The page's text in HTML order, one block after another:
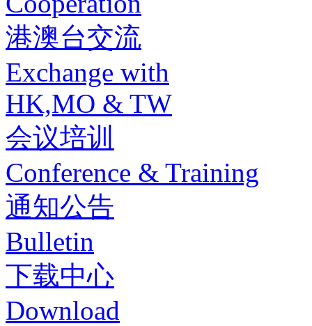
港澳台交流
Exchange with
HK,MO & TW
会议培训
Conference & Training
通知公告
Bulletin
下载中心
Download